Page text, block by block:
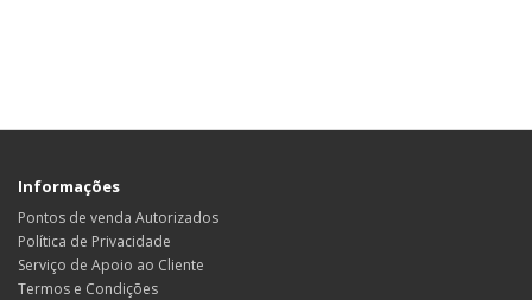
Informações
Pontos de venda Autorizados
Política de Privacidade
Serviço de Apoio ao Cliente
Termos e Condições